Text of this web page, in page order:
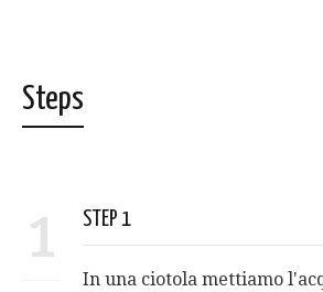
Steps
1 STEP 1
In una ciotola mettiamo